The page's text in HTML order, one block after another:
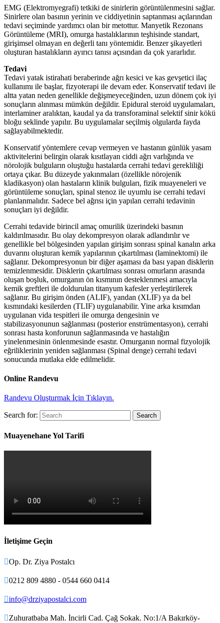
EMG (Elektromyegrafi) tetkiki de sinirlerin görüntülenmesini sağlar.
Sinirlere olan basının yerinin ve ciddiyetinin saptanması açılarından
tedavi seçiminde yardımcı olan bir metottur. Manyetik Rezonans
Görüntüleme (MRI), omurga hastalıklarının teşhisinde standart,
girişimsel olmayan en değerli tanı yöntemidir. Benzer şikayetleri
oluşturan hastalıkların ayırıcı tanısı açısından da çok yararlıdır.
Tedavi
Tedavi yatak istirahati beraberinde ağrı kesici ve kas gevşetici ilaç
kullanımı ile başlar, fizyoterapi ile devam eder. Konservatif tedavi ile
altta yatan neden genellikle değişmeyeceğinden, uzun dönem çok iyi
sonuçların alınması mümkün değildir. Epidural steroid uygulamaları,
interlaminer aralıktan, kaudal ya da transforaminal selektif sinir kökü
bloğu seklinde yapılır. Bu uygulamalar seçilmiş olgularda fayda
sağlayabilmektedir.
Konservatif yöntemlere cevap vermeyen ve hastanın günlük yasam
aktivitelerini belirgin olarak kısıtlayan ciddi ağrı varlığında ve
nörolojik bulguların oluştuğu hastalarda cerrahi tedavi gerekliliği
ortaya çıkar. Bu düzeyde yakınmaları (özellikle nörojenik
kladikasyon) olan hastaların klinik bulguları, fizik muayeneleri ve
görüntüleme sonuçları, spinal stenoz ile uyumlu ise cerrahi tedavi
planlanmalıdır. Sadece bel ağrısı için yapılan cerrahi tedavinin
sonuçları iyi değildir.
Cerrahi tedavide birincil amaç omurilik üzerindeki basının
kaldırılmasıdır. Bu olay dekompresyon olarak adlandırılır ve
genellikle bel bölgesinden yapılan girişim sonrası spinal kanalın arka
duvarını oluşturan kemik yapılarının çıkartılması (laminektomi) ile
sağlanır. Dekompresyonun bir diğer aşaması da bası yapan disklerin
temizlenmesidir. Disklerin çıkartılması sonrası omurların arasında
oluşan boşluk, omurganın ön kısmının desteklenmesi amacıyla
kemik greftleri ile doldurulan titanyum kafesler yerleştirilerek
sağlanır. Bu girişim önden (ALIF), yandan (XLIF) ya da bel
kısmındaki kesilerden (TLIF) uygulanabilir. Yine arka kısımdan
uygulanan vida tespitleri ile omurga dengesinin ve
stabilizasyonunun sağlanması (posterior enstrümentasyon), cerrahi
sonrası hasta konforunun sağlanmasında ve hastalığın
yinelenmesinin önlenmesinde esastır. Omurganın normal fizyolojik
eğriliklerinin yeniden sağlanması (Spinal denge) cerrahi tedavi
sonucunda mutlaka elde edilmelidir.
Online Randevu
Randevu Oluşturmak İçin Tıklayın.
Search for:
Muayenehane Yol Tarifi
İletişime Geçin
Op. Dr. Ziya Postalcı
0212 809 4880 - 0544 660 0414
info@drziyapostalci.com
Zuhuratbaba Mah. İncirli Cad. Çağ Sokak. No:1/A Bakırköy-